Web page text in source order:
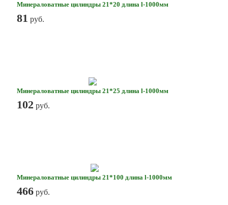
Минераловатные цилиндры 21*20 длина l-1000мм
81 руб.
Минераловатные цилиндры 21*25 длина l-1000мм
102 руб.
Минераловатные цилиндры 21*100 длина l-1000мм
466 руб.